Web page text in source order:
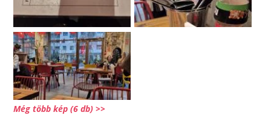
Még több kép (6 db) >>